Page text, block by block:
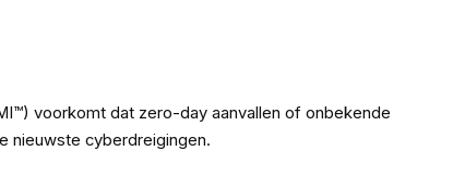
voorkomt dat zero-day aanvallen of onbekende
nieuwste cyberdreigingen.